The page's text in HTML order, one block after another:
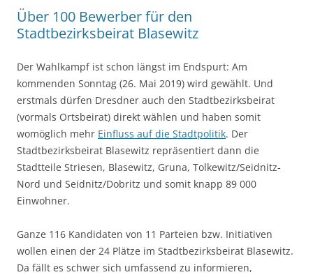
Über 100 Bewerber für den
Stadtbezirksbeirat Blasewitz
Der Wahlkampf ist schon längst im Endspurt: Am
kommenden Sonntag (26. Mai 2019) wird gewählt. Und
erstmals dürfen Dresdner auch den Stadtbezirksbeirat
(vormals Ortsbeirat) direkt wählen und haben somit
womöglich mehr Einfluss auf die Stadtpolitik. Der
Stadtbezirksbeirat Blasewitz repräsentiert dann die
Stadtteile Striesen, Blasewitz, Gruna, Tolkewitz/Seidnitz-
Nord und Seidnitz/Dobritz und somit knapp 89 000
Einwohner.
Ganze 116 Kandidaten von 11 Parteien bzw. Initiativen
wollen einen der 24 Plätze im Stadtbezirksbeirat Blasewitz.
Da fällt es schwer sich umfassend zu informieren,